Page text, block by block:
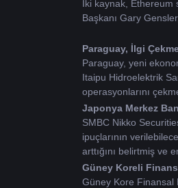
İki kaynak, Ethereum
Başkanı Gary
Paraguay, İlgi
Paraguay, yeni
Itaipu Hidroelektrik
operasyonlarını
Japonya Merkez
SMBC Nikko
ipuçlarının
arttığını belirtmiş ve
Güney Koreli Finans
Güney Kore Finansal